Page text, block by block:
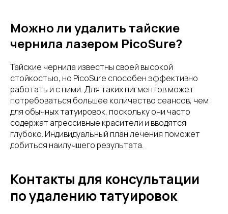
Можно ли удалить тайские
чернила лазером PicoSure?
Тайские чернила известны своей высокой
стойкостью, но PicoSure способен эффективно
работать и с ними. Для таких пигментов может
потребоваться большее количество сеансов, чем
для обычных татуировок, поскольку они часто
содержат агрессивные красители и вводятся
глубоко. Индивидуальный план лечения поможет
добиться наилучшего результата.
Контакты для консультации
по удалению татуировок